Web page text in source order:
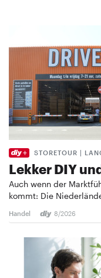
STORETOUR |
Lekker DIY
Auch wenn der
kommt: Die
Handel 8/2026